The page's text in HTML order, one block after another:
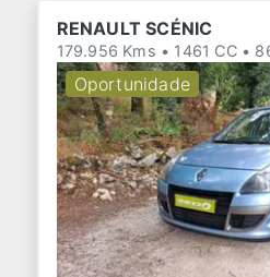
RENAULT SCÉNIC
179.956 Kms • 1461 CC •
Oportunidade